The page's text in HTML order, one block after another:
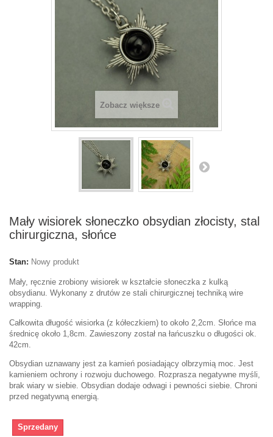
Zobacz większe
Mały wisiorek słoneczko obsydian złocisty, stal
chirurgiczna, słońce
Stan: Nowy produkt
Mały, ręcznie zrobiony wisiorek w kształcie słoneczka z kulką
obsydianu. Wykonany z drutów ze stali chirurgicznej techniką wire
wrapping.
Całkowita długość wisiorka (z kółeczkiem) to około 2,2cm. Słońce ma
średnicę około 1,8cm. Zawieszony został na łańcuszku o długości ok.
42cm.
Obsydian uznawany jest za kamień posiadający olbrzymią moc. Jest
kamieniem ochrony i rozwoju duchowego. Rozprasza negatywne myśli,
brak wiary w siebie. Obsydian dodaje odwagi i pewności siebie. Chroni
przed negatywną energią.
Sprzedany